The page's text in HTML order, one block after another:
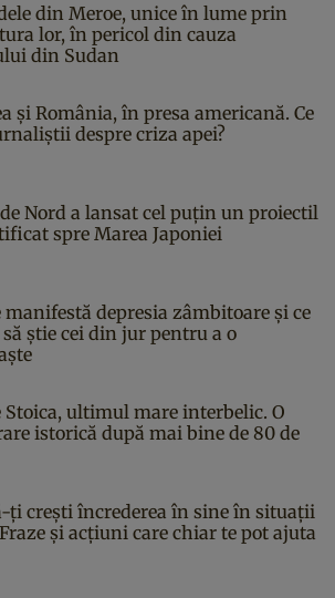
din Meroe, unice în lume prin
lor, în pericol din cauza
din Sudan
și România, în presa americană. Ce
despre criza apei?
de Nord a lansat cel puțin un proiectil
spre Marea Japoniei
manifestă depresia zâmbitoare și ce
știe cei din jur pentru a o
Stoica, ultimul mare interbelic. O
istorică după mai bine de 80 de
ți crești încrederea în sine în situații
și acțiuni care chiar te pot ajuta